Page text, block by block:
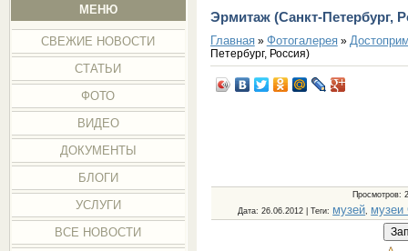
МЕНЮ
СВЕЖИЕ НОВОСТИ
СТАТЬИ
ФОТО
ВИДЕО
ДОКУМЕНТЫ
БЛОГИ
УСЛУГИ
ВСЕ НОВОСТИ
Эрмитаж (Санкт-Петербург,
Главная» Фотогалерея»
Петербург, Россия)
Просмотров:
Дата: 26.06.2012 |Теги: музей музеи